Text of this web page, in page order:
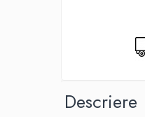
Conectori termocontractibili
Descriere